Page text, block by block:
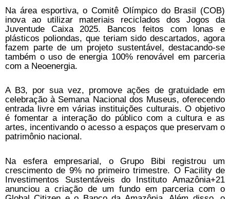
Na área esportiva, o Comitê Olímpico do Brasil (COB)
inova ao utilizar materiais reciclados dos Jogos da
Juventude Caixa 2025. Bancos feitos com lonas e
plásticos poliondas, que teriam sido descartados, agora
fazem parte de um projeto sustentável, destacando-se
também o uso de energia 100% renovável em parceria
com a Neoenergia.
A B3, por sua vez, promove ações de gratuidade em
celebração à Semana Nacional dos Museus, oferecendo
entrada livre em várias instituições culturais. O objetivo
é fomentar a interação do público com a cultura e as
artes, incentivando o acesso a espaços que preservam o
patrimônio nacional.
Na esfera empresarial, o Grupo Bibi registrou um
crescimento de 9% no primeiro trimestre. O Facility de
Investimentos Sustentáveis do Instituto Amazônia+21
anunciou a criação de um fundo em parceria com o